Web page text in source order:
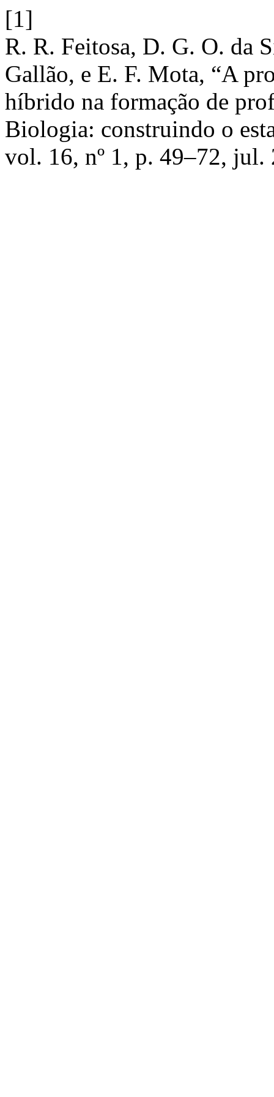
[1]
R. R. Feitosa, D. G. O. da
Gallão, e E. F. Mota, “A
híbrido na formação de
Biologia: construindo o
vol. 16, nº 1, p. 49–72, jul.